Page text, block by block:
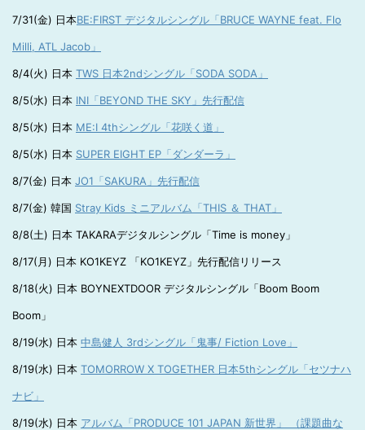
7/31(金) 日本BE:FIRST デジタルシングル「BRUCE WAYNE feat. Flo
Milli, ATL Jacob」
8/4(火) 日本 TWS 日本2ndシングル「SODA SODA」
8/5(水) 日本 INI「BEYOND THE SKY」先行配信
8/5(水) 日本 ME:I 4thシングル「花咲く道」
8/5(水) 日本 SUPER EIGHT EP「ダンダーラ」
8/7(金) 日本 JO1「SAKURA」先行配信
8/7(金) 韓国 Stray Kids ミニアルバム「THIS ＆ THAT」
8/8(土) 日本 TAKARAデジタルシングル「Time is money」
8/17(月) 日本 KO1KEYZ 「KO1KEYZ」先行配信リリース
8/18(火) 日本 BOYNEXTDOOR デジタルシングル「Boom Boom
Boom」
8/19(水) 日本 中島健人 3rdシングル「鬼事/ Fiction Love」
8/19(水) 日本 TOMORROW X TOGETHER 日本5thシングル「セツナハ
ナビ」
8/19(水) 日本 アルバム「PRODUCE 101 JAPAN 新世界」 （課題曲な